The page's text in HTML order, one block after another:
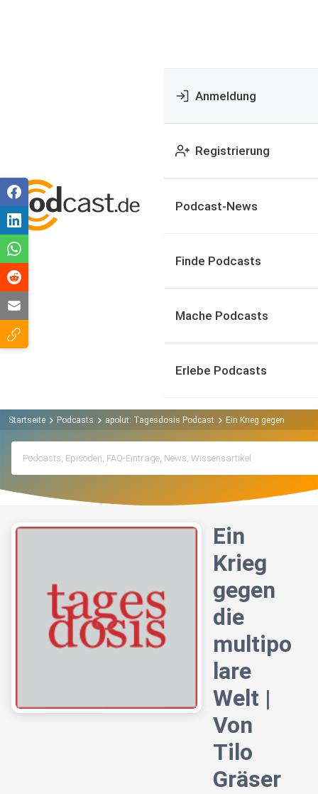
Anmeldung
Registrierung
Podcast-News
Finde Podcasts
Mache Podcasts
Erlebe Podcasts
Startseite Podcasts apolut: Tagesdosis Podcast Ein Krieg gegen die
Ein
Krieg
gegen
die
multipo
lare
Welt |
Von
Tilo
Gräser